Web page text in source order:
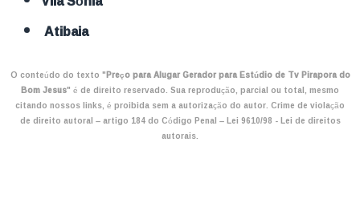
Atibaia
O conteúdo do texto "Preço para Alugar Gerador para Estúdio de Tv Pirapora do
Bom Jesus" é de direito reservado. Sua reprodução, parcial ou total, mesmo
citando nossos links, é proibida sem a autorização do autor. Crime de violação
de direito autoral – artigo 184 do Código Penal –Lei 9610/98 - Lei de direitos
autorais.